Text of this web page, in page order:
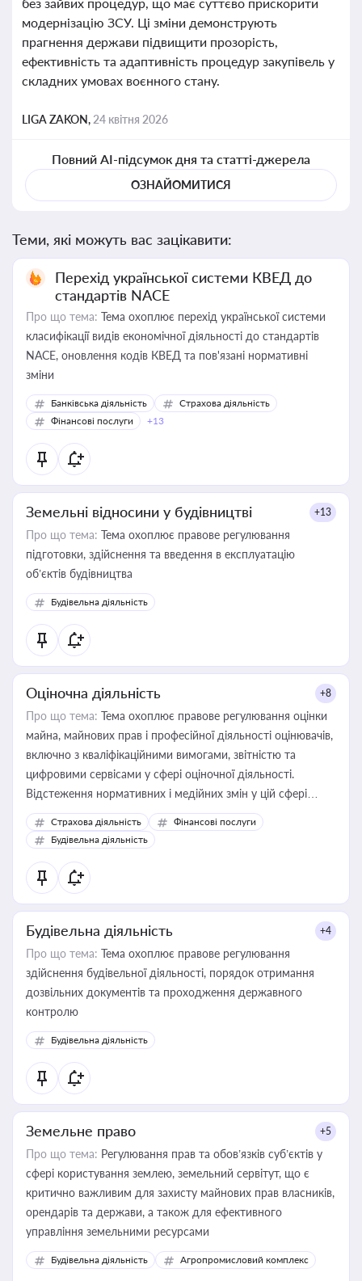
модернізацію ЗСУ. Ці зміни демонструють
прагнення держави підвищити прозорість,
ефективність та адаптивність процедур закупівель у
складних умовах воєнного стану.
LIGA ZAKON, 24 квітня 2026
Повний AI-підсумок дня та статті-джерела
ОЗНАЙОМИТИСЯ
Теми, які можуть вас зацікавити:
Перехід української системи КВЕД до
стандартів NACE
Про що тема: Тема охоплює перехід української системи
класифікації видів економічної діяльності до стандартів
NACE, оновлення кодів КВЕД та пов'язані нормативні
зміни
Банківська діяльність
Страхова діяльність
Фінансові послуги
+13
Земельні відносини у будівництві +13
Про що тема: Тема охоплює правове регулювання
підготовки, здійснення та введення в експлуатацію
об’єктів будівництва
Будівельна діяльність
Оціночна діяльність +8
Про що тема: Тема охоплює правове регулювання оцінки
майна, майнових прав і професійної діяльності оцінювачів,
включно з кваліфікаційними вимогами, звітністю та
цифровими сервісами у сфері оціночної діяльності.
Відстеження нормативних і медійних змін у цій сфері
корисне для власника бізнесу, керівника, юриста або
бухгалтера під час оподаткування, приватизації, оренди
державного майна, корпоративних угод і перевірки
статусу суб'єктів оціночної діяльності
Страхова діяльність
Фінансові послуги
Будівельна діяльність
Будівельна діяльність +4
Про що тема: Тема охоплює правове регулювання
здійснення будівельної діяльності, порядок отримання
дозвільних документів та проходження державного
контролю
Будівельна діяльність
Земельне право +5
Про що тема: Регулювання прав та обов’язків суб’єктів у
сфері користування землею, земельний сервітут, що є
критично важливим для захисту майнових прав власників,
орендарів та держави, а також для ефективного
управління земельними ресурсами
Будівельна діяльність Агропромисловий комплекс